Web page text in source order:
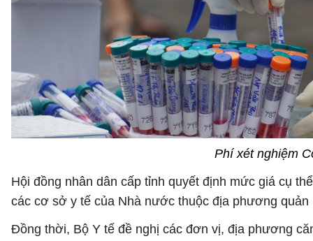
Phí xét nghiệm
Hội đồng nhân dân cấp tỉnh quyết định mức giá cụ
các cơ sở y tế của Nhà nước thuộc địa phương quản
Đồng thời, Bộ Y tế đề nghị các đơn vị, địa phương